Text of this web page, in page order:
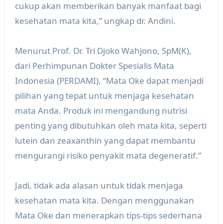
cukup akan memberikan banyak manfaat bagi
kesehatan mata kita,” ungkap dr. Andini.
Menurut Prof. Dr. Tri Djoko Wahjono, SpM(K),
dari Perhimpunan Dokter Spesialis Mata
Indonesia (PERDAMI), “Mata Oke dapat menjadi
pilihan yang tepat untuk menjaga kesehatan
mata Anda. Produk ini mengandung nutrisi
penting yang dibutuhkan oleh mata kita, seperti
lutein dan zeaxanthin yang dapat membantu
mengurangi risiko penyakit mata degeneratif.”
Jadi, tidak ada alasan untuk tidak menjaga
kesehatan mata kita. Dengan menggunakan
Mata Oke dan menerapkan tips-tips sederhana